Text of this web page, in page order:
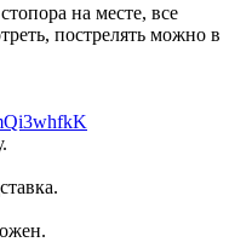
на месте, все
пострелять можно в